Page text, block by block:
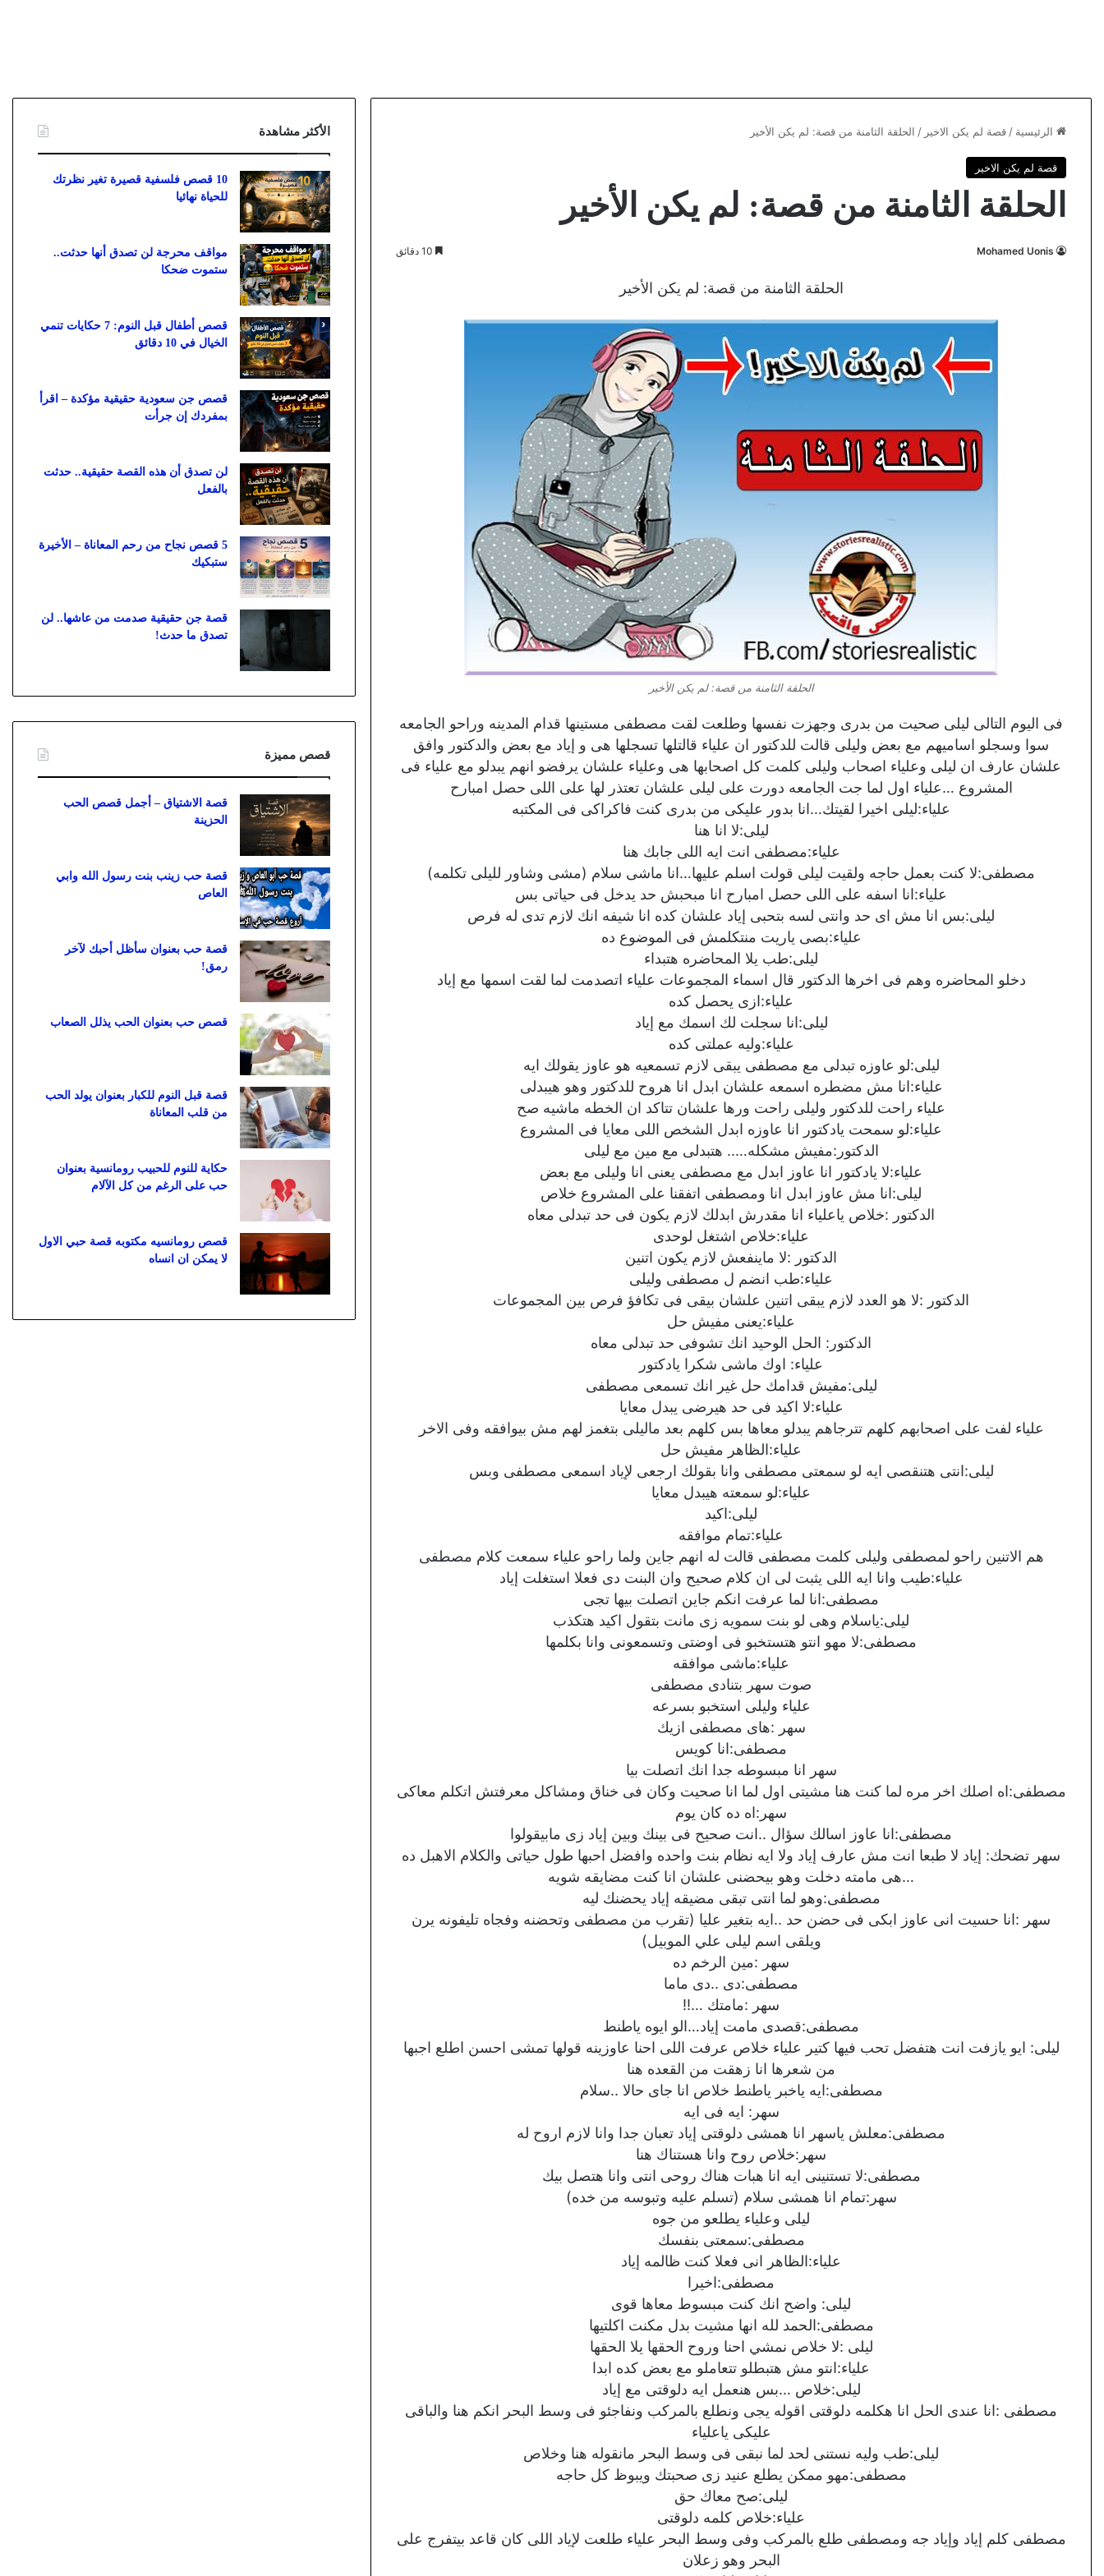
الرئيسية / قصة لم يكن الاخير / الحلقة الثامنة من قصة: لم يكن الأخير
قصة لم يكن الاخير
الحلقة الثامنة من قصة: لم يكن الأخير
Mohamed Uonis
الحلقة الثامنة من قصة: لم يكن الأخير
الحلقة الثامنة من قصة: لم يكن الأخير
فى اليوم التالى ليلى صحيت من بدرى وجهزت نفسها وطلعت لقت مصطفى مستينها قدام المدينه وراحو الجامعه
سوا وسجلو اساميهم مع بعض وليلى قالت للدكتور ان علياء قالتلها تسجلها هى و إياد مع بعض والدكتور وافق
علشان عارف ان ليلى وعلياء اصحاب وليلى كلمت كل اصحابها هى وعلياء علشان يرفضو انهم يبدلو مع علياء فى
المشروع …علياء اول لما جت الجامعه دورت على ليلى علشان تعتذر لها على اللى حصل امبارح
علياء:ليلى اخيرا لقيتك…انا بدور عليكى من بدرى كنت فاكراكى فى المكتبه
ليلى:لا انا هنا
علياء:مصطفى انت ايه اللى جابك هنا
مصطفى:لا كنت بعمل حاجه ولقيت ليلى قولت اسلم عليها…انا ماشى سلام (مشى وشاور لليلى تكلمه)
علياء:انا اسفه على اللى حصل امبارح انا مبحبش حد يدخل فى حياتى بس
ليلى:بس انا مش اى حد وانتى لسه بتحبى إياد علشان كده انا شيفه انك لازم تدى له فرص
علياء:بصى ياريت منتكلمش فى الموضوع ده
ليلى:طب يلا المحاضره هتبداء
دخلو المحاضره وهم فى اخرها الدكتور قال اسماء المجموعات علياء اتصدمت لما لقت اسمها مع إياد
علياء:ازى يحصل كده
ليلى:انا سجلت لك اسمك مع إياد
علياء:وليه عملتى كده
ليلى:لو عاوزه تبدلى مع مصطفى يبقى لازم تسمعيه هو عاوز يقولك ايه
علياء:انا مش مضطره اسمعه علشان ابدل انا هروح للدكتور وهو هيبدلى
علياء راحت للدكتور وليلى راحت ورها علشان تتاكد ان الخطه ماشيه صح
علياء:لو سمحت يادكتور انا عاوزه ابدل الشخص اللى معايا فى المشروع
الدكتور:مفيش مشكله….. هتبدلى مع مين مع ليلى
علياء:لا يادكتور انا عاوز ابدل مع مصطفى يعنى انا وليلى مع بعض
ليلى:انا مش عاوز ابدل انا ومصطفى اتفقنا على المشروع خلاص
الدكتور :خلاص ياعلياء انا مقدرش ابدلك لازم يكون فى حد تبدلى معاه
علياء:خلاص اشتغل لوحدى
الدكتور :لا ماينفعش لازم يكون اتنين
علياء:طب انضم ل مصطفى وليلى
الدكتور :لا هو العدد لازم يبقى اتنين علشان بيقى فى تكافؤ فرص بين المجموعات
علياء:يعنى مفيش حل
الدكتور: الحل الوحيد انك تشوفى حد تبدلى معاه
علياء: اوك ماشى شكرا يادكتور
ليلى:مفيش قدامك حل غير انك تسمعى مصطفى
علياء:لا اكيد فى حد هيرضى يبدل معايا
علياء لفت على اصحابهم كلهم تترجاهم يبدلو معاها بس كلهم بعد ماليلى بتغمز لهم مش بيوافقه وفى الاخر
علياء:الظاهر مفيش حل
ليلى:انتى هتنقصى ايه لو سمعتى مصطفى وانا بقولك ارجعى لإياد اسمعى مصطفى وبس
علياء:لو سمعته هيبدل معايا
ليلى:اكيد
علياء:تمام موافقه
هم الاتنين راحو لمصطفى وليلى كلمت مصطفى قالت له انهم جاين ولما راحو علياء سمعت كلام مصطفى
علياء:طيب وانا ايه اللى يثبت لى ان كلام صحيح وان البنت دى فعلا استغلت إياد
مصطفى:انا لما عرفت انكم جاين اتصلت بيها تجى
ليلى:ياسلام وهى لو بنت سمويه زى مانت بتقول اكيد هتكذب
مصطفى:لا مهو انتو هتستخبو فى اوضتى وتسمعونى وانا بكلمها
علياء:ماشى موافقه
صوت سهر بتنادى مصطفى
علياء وليلى استخبو بسرعه
سهر :هاى مصطفى ازيك
مصطفى:انا كويس
سهر انا مبسوطه جدا انك اتصلت بيا
مصطفى:اه اصلك اخر مره لما كنت هنا مشيتى اول لما انا صحيت وكان فى خناق ومشاكل معرفتش اتكلم معاكى
سهر:اه ده كان يوم
مصطفى:انا عاوز اسالك سؤال ..انت صحيح فى بينك وبين إياد زى مابيقولوا
سهر تضحك: إياد لا طبعا انت مش عارف إياد ولا ايه نظام بنت واحده وافضل احبها طول حياتى والكلام الاهبل ده
…هى مامته دخلت وهو بيحضنى علشان انا كنت مضايقه شويه
مصطفى:وهو لما انتى تبقى مضيقه إياد يحضنك ليه
سهر :انا حسيت انى عاوز ابكى فى حضن حد ..ايه بتغير عليا (تقرب من مصطفى وتحضنه وفجاه تليفونه يرن
ويلقى اسم ليلى علي الموبيل)
سهر :مين الرخم ده
مصطفى:دى ..دى ماما
سهر :مامتك …!!
مصطفى:قصدى مامت إياد…الو ايوه ياطنط
ليلى: ايو يازفت انت هتفضل تحب فيها كتير علياء خلاص عرفت اللى احنا عاوزينه قولها تمشى احسن اطلع اجبها
من شعرها انا زهقت من القعده هنا
مصطفى:ايه ياخبر ياطنط خلاص انا جاى حالا ..سلام
سهر: ايه فى ايه
مصطفى:معلش ياسهر انا همشى دلوقتى إياد تعبان جدا وانا لازم اروح له
سهر:خلاص روح وانا هستناك هنا
مصطفى:لا تستنينى ايه انا هبات هناك روحى انتى وانا هتصل بيك
سهر:تمام انا همشى سلام (تسلم عليه وتبوسه من خده)
ليلى وعلياء يطلعو من جوه
مصطفى:سمعتى بنفسك
علياء:الظاهر انى فعلا كنت ظالمه إياد
مصطفى:اخيرا
ليلى: واضح انك كنت مبسوط معاها قوى
مصطفى:الحمد لله انها مشيت بدل مكنت اكلتيها
ليلى :لا خلاص نمشي احنا وروح الحقها يلا الحقها
علياء:انتو مش هتبطلو تتعاملو مع بعض كده ابدا
ليلى:خلاص …بس هنعمل ايه دلوقتى مع إياد
مصطفى :انا عندى الحل انا هكلمه دلوقتى اقوله يجى ونطلع بالمركب ونفاجئو فى وسط البحر انكم هنا والباقى
عليكى ياعلياء
ليلى:طب وليه نستنى لحد لما نبقى فى وسط البحر مانقوله هنا وخلاص
مصطفى:مهو ممكن يطلع عنيد زى صحبتك ويبوظ كل حاجه
ليلى:صح معاك حق
علياء:خلاص كلمه دلوقتى
مصطفى كلم إياد وإياد جه ومصطفى طلع بالمركب وفى وسط البحر علياء طلعت لإياد اللى كان قاعد بيتفرج على
البحر وهو زعلان
الأكثر مشاهدة
10 قصص فلسفية قصيرة تغير نظرتك
للحياة نهائيا
مواقف محرجة لن تصدق أنها حدثت..
ستموت ضحكا
قصص أطفال قبل النوم: 7 حكايات تنمي
الخيال في 10 دقائق
قصص جن سعودية حقيقية مؤكدة – اقرأ
بمفردك إن جرأت
لن تصدق أن هذه القصة حقيقية.. حدثت
بالفعل
5 قصص نجاح من رحم المعاناة – الأخيرة
ستبكيك
قصة جن حقيقية صدمت من عاشها.. لن
تصدق ما حدث!
قصص مميزة
قصة الاشتياق – أجمل قصص الحب
الحزينة
قصة حب زينب بنت رسول الله وابي
العاص
قصة حب بعنوان سأظل أحبك لآخر
رمق!
قصص حب بعنوان الحب يذلل الصعاب
قصة قبل النوم للكبار بعنوان يولد الحب
من قلب المعاناة
حكاية للنوم للحبيب رومانسية بعنوان
حب على الرغم من كل الآلام
قصص رومانسيه مكتوبه قصة حبي الاول
لا يمكن ان انساه